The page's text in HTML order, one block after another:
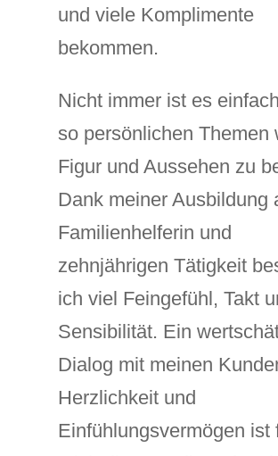
und viele Komplimente
bekommen.
Nicht immer ist es
so persönlichen Themen
Figur und Aussehen zu
Dank meiner Ausbildung
Familienhelferin und
zehnjährigen Tätigkeit
ich viel Feingefühl, Takt
Sensibilität. Ein
Dialog mit meinen
Herzlichkeit und
Einfühlungsvermögen ist